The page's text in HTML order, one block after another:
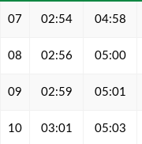
07 02:54 04:58
08 02:56 05:00
09 02:59 05:01
10 03:01 05:03